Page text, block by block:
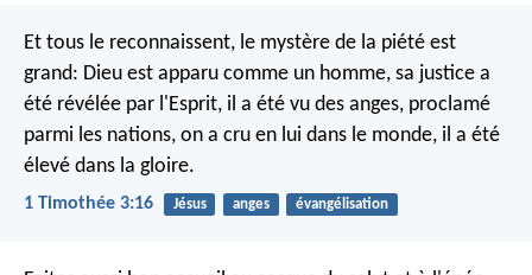
Et tous le reconnaissent, le mystère de la piété est
grand: Dieu est apparu comme un homme, sa justice a
été révélée par l'Esprit, il a été vu des anges, proclamé
parmi les nations, on a cru en lui dans le monde, il a été
élevé dans la gloire.
1 Timothée 3:16 Jésus anges évangélisation